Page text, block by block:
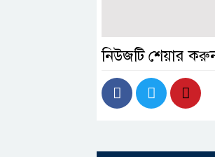
নিউজটি শেয়ার